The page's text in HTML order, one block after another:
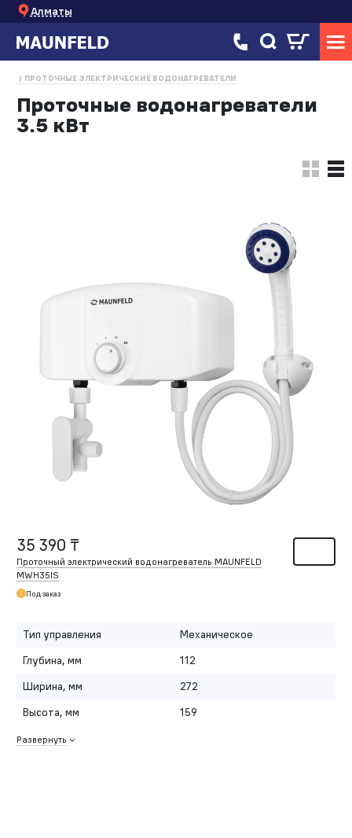
Алматы
ПРОТОЧНЫЕ ЭЛЕКТРИЧЕСКИЕ ВОДОНАГРЕВАТЕЛИ
Проточные водонагреватели
3.5 кВт
35 390 ₸
Проточный электрический водонагреватель MAUNFELD
MWH35IS
Под заказ
Тип управления
Механическое
Глубина, мм
112
Ширина, мм
272
Высота, мм
159
Развернуть